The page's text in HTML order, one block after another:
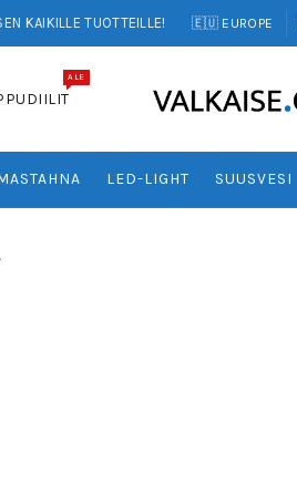
KAIKILLE TUOTTEILLE! 🇪🇺 EUROPE
ALE
LED-LIGHT SUUSVESI